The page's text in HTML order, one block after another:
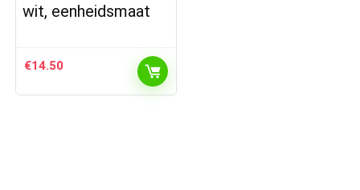
wit, eenheidsmaat
€14.50